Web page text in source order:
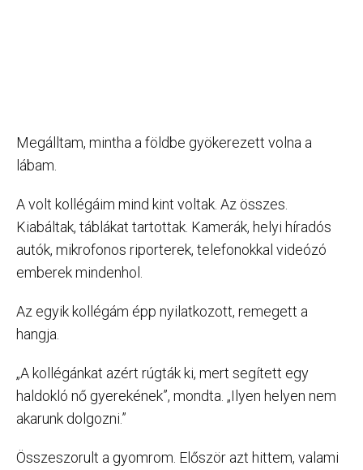
Megálltam, mintha a földbe gyökerezett volna a
lábam.
A volt kollégáim mind kint voltak. Az összes.
Kiabáltak, táblákat tartottak. Kamerák, helyi híradós
autók, mikrofonos riporterek, telefonokkal videózó
emberek mindenhol.
Az egyik kollégám épp nyilatkozott, remegett a
hangja.
„A kollégánkat azért rúgták ki, mert segített egy
haldokló nő gyerekének”, mondta. „Ilyen helyen nem
akarunk dolgozni.”
Összeszorult a gyomrom. Először azt hittem, valami